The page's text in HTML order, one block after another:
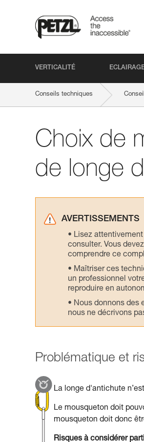
VERTICALITÉ
Conseils techniques
Choix de
de longe
AVERTISSEMENTS
Lisez
consulter. Vous
comprendre ce
Maîtriser ces
un professionnel
reproduire en
Nous donnons des
nous ne décrivons
Problématique et
La longe d'antichute
Le mousqueton doit
mousqueton doit donc
Risques à considérer